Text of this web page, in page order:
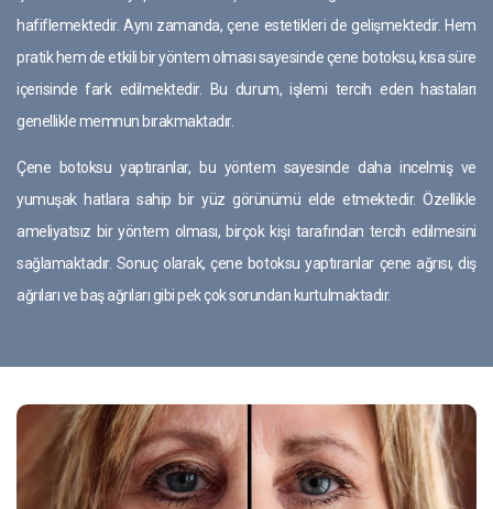
hafiflemektedir. Aynı zamanda, çene estetikleri de gelişmektedir. Hem
pratik hem de etkili bir yöntem olması sayesinde çene botoksu, kısa süre
içerisinde fark edilmektedir. Bu durum, işlemi tercih eden hastaları
genellikle memnun bırakmaktadır.
Çene botoksu yaptıranlar, bu yöntem sayesinde daha incelmiş ve
yumuşak hatlara sahip bir yüz görünümü elde etmektedir. Özellikle
ameliyatsız bir yöntem olması, birçok kişi tarafından tercih edilmesini
sağlamaktadır. Sonuç olarak, çene botoksu yaptıranlar çene ağrısı, diş
ağrıları ve baş ağrıları gibi pek çok sorundan kurtulmaktadır.